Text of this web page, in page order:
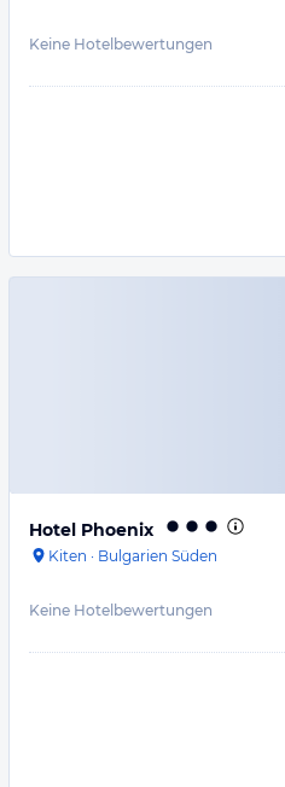
Keine Hotelbewertungen
Hotel Phoenix
Kiten · Bulgarien Süden
Keine Hotelbewertungen